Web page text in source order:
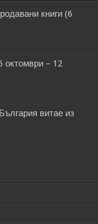
книги (6
октомври – 12
витае из